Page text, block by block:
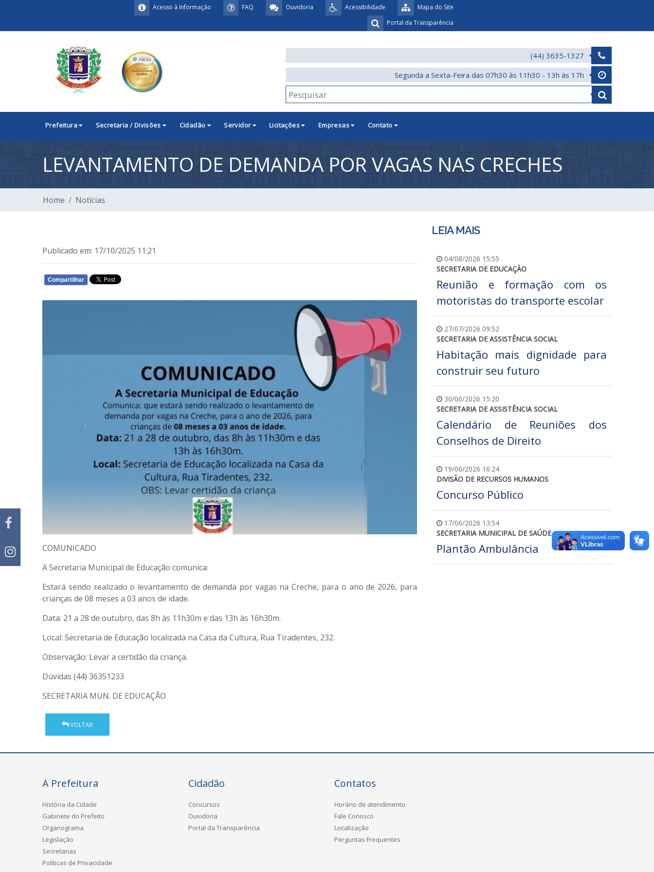
Mapa do Site
Acessibilidade
Ouvidoria
FAQ
Acesso à Informação
Portal da Transparência
(44) 3635-1327
Segunda a Sexta-Feira das 07h30 às 11h30 - 13h às 17h
Prefeitura Secretaria / Divisões Cidadão Servidor Licitações Empresas Contato
LEVANTAMENTO DE DEMANDA POR VAGAS NAS CRECHES
Home Notícias
Publicado em: 17/10/2025 11:21
Compartilhar
COMUNICADO
ASecretaria Municipal de Educação comunica:
Estará sendo realizado o levantamento de demanda por vagas na Creche, para o ano de 2026, para
crianças de 08 meses a 03 anos de idade.
Data: 21 a 28 de outubro, das 8h às 11h30m e das 13h às 16h30m.
Local: Secretaria de Educação localizada na Casa da Cultura, Rua Tiradentes, 232.
Observação: Levar a certidão da criança.
Dúvidas (44) 36351233
SECRETARIA MUN. DE EDUCAÇÃO
VOLTAR
LEIA MAIS
04/08/2026 15:55
SECRETARIA DE EDUCAÇÃO
Reunião e formação com os
motoristas do transporte escolar
27/07/2026 09:52
SECRETARIA DE ASSISTÊNCIA SOCIAL
Habitação mais dignidade para
construir seu futuro
30/06/2026 15:20
SECRETARIA DE ASSISTÊNCIA SOCIAL
Calendário de Reuniões dos
Conselhos de Direito
19/06/2026 16:24
DIVISÃO DE RECURSOS HUMANOS
Concurso Público
17/06/2026 13:54
SECRETARIA MUNICIPAL DE SAÚDE
Plantão Ambulância
A Prefeitura
História da Cidade
Gabinete do Prefeito
Organograma
Legislação
Secretarias
Políticas de Privacidade
Cidadão
Concursos
Ouvidoria
Portal da Transparência
Contatos
Horário de atendimento
Fale Conosco
Localização
Perguntas Frequentes